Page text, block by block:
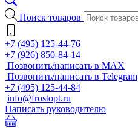
Поиск товаров
+7 (495) 125-44-76
+7 (926) 850-84-14
Позвонить/написать в MAX
Позвонить/написать в Telegram
+7 (495) 125-44-84
info@frostopt.ru
Написать руководителю